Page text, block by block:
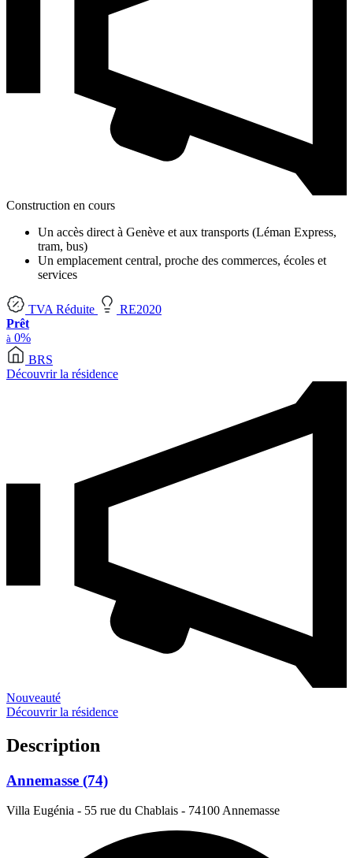
Construction en cours
Un accès direct à Genève et aux transports (Léman Express,
tram, bus)
Un emplacement central, proche des commerces, écoles et
services
TVA Réduite
RE2020
Prêt
à 0%
BRS
Découvrir la résidence
Nouveauté
Découvrir la résidence
Description
Annemasse (74)
Villa Eugénia - 55 rue du Chablais - 74100 Annemasse